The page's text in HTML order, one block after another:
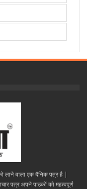
लाने वाला एक दैनिक पत्र है |
पत्र अपने पाठकों को महत्वपूर्ण